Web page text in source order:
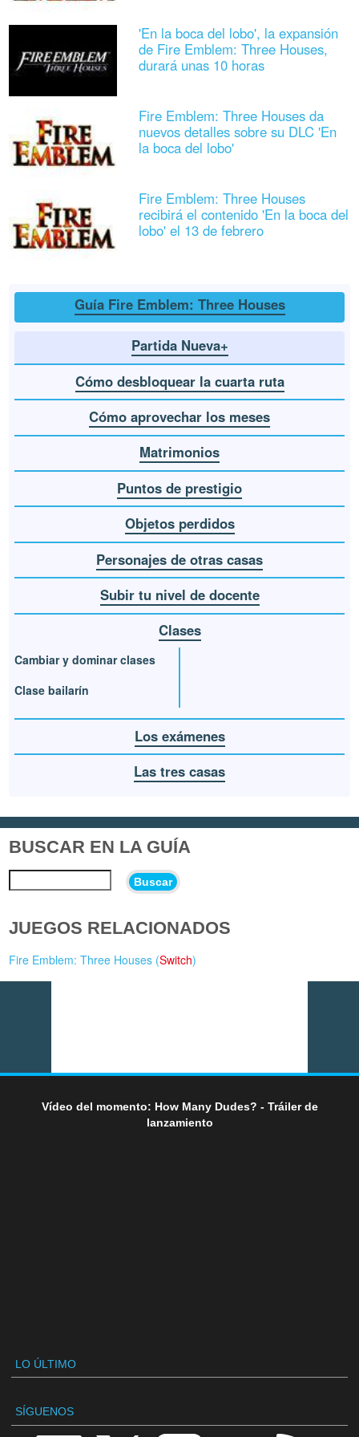
'En la boca del lobo', la expansión
de Fire Emblem: Three Houses,
durará unas 10 horas
Fire Emblem: Three Houses da
nuevos detalles sobre su DLC 'En
la boca del lobo'
Fire Emblem: Three Houses
recibirá el contenido 'En la boca del
lobo' el 13 de febrero
Guía Fire Emblem: Three Houses
Partida Nueva+
Cómo desbloquear la cuarta ruta
Cómo aprovechar los meses
Matrimonios
Puntos de prestigio
Objetos perdidos
Personajes de otras casas
Subir tu nivel de docente
Clases
Cambiar y dominar clases
Clase bailarín
Los exámenes
Las tres casas
BUSCAR EN LA GUÍA
Buscar
JUEGOS RELACIONADOS
Fire Emblem: Three Houses (Switch)
Vídeo del momento: How Many Dudes? - Tráiler de
lanzamiento
LO ÚLTIMO
SÍGUENOS